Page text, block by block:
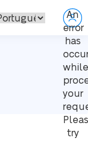
An
error
has
while
your
try